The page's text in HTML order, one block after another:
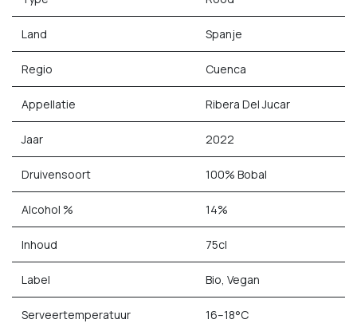
Land Spanje
Regio Cuenca
Appellatie Ribera Del Jucar
Jaar 2022
Druivensoort 100% Bobal
Alcohol % 14%
Inhoud 75cl
Label Bio, Vegan
Serveertemperatuur 16–18°C